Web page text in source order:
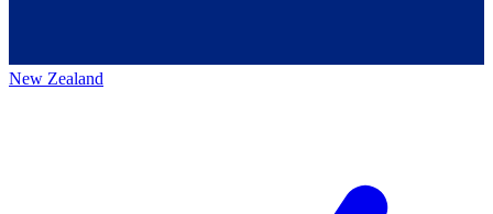
New Zealand